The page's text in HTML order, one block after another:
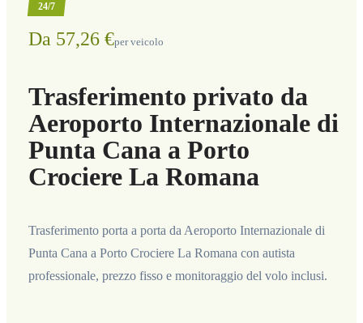
24/7
Da 57,26 €per veicolo
Trasferimento privato da
Aeroporto Internazionale di
Punta Cana a Porto
Crociere La Romana
Trasferimento porta a porta da Aeroporto Internazionale di
Punta Cana a Porto Crociere La Romana con autista
professionale, prezzo fisso e monitoraggio del volo inclusi.